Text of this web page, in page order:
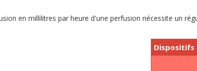
en millilitres par heure d'une perfusion nécessite un
Dispositifs